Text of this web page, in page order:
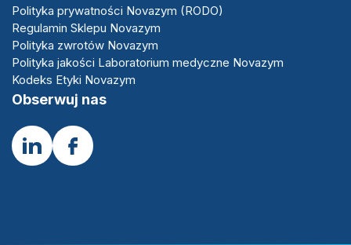
Polityka prywatności Novazym (RODO)
Regulamin Sklepu Novazym
Polityka zwrotów Novazym
Polityka jakości Laboratorium medyczne Novazym
Kodeks Etyki Novazym
Obserwuj nas